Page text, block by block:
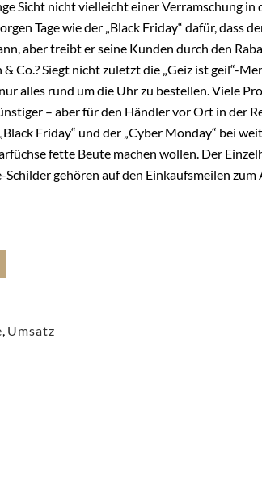
Sicht nicht vielleicht einer Verramschung in
Tage wie der „Black Friday“ dafür, dass
aber treibt er seine Kunden durch den
Co.? Siegt nicht zuletzt die „Geiz ist geil“-
alles rund um die Uhr zu bestellen. Viele
– aber für den Händler vor Ort in der
Friday“ und der „Cyber Monday“ bei
fette Beute machen wollen. Der
Schilder gehören auf den Einkaufsmeilen zum
Umsatz